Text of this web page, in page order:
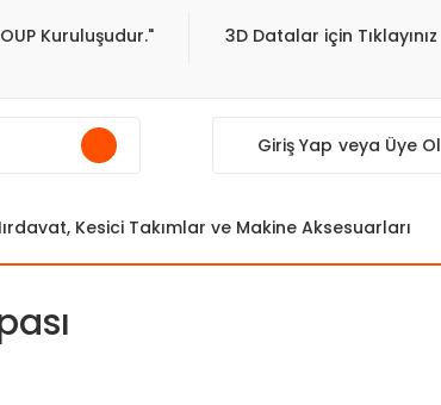
Kuruluşudur."
3D Datalar için Tıklayınız
Giriş Yap veya Üye Ol
Kesici Takımlar ve Makine Aksesuarları